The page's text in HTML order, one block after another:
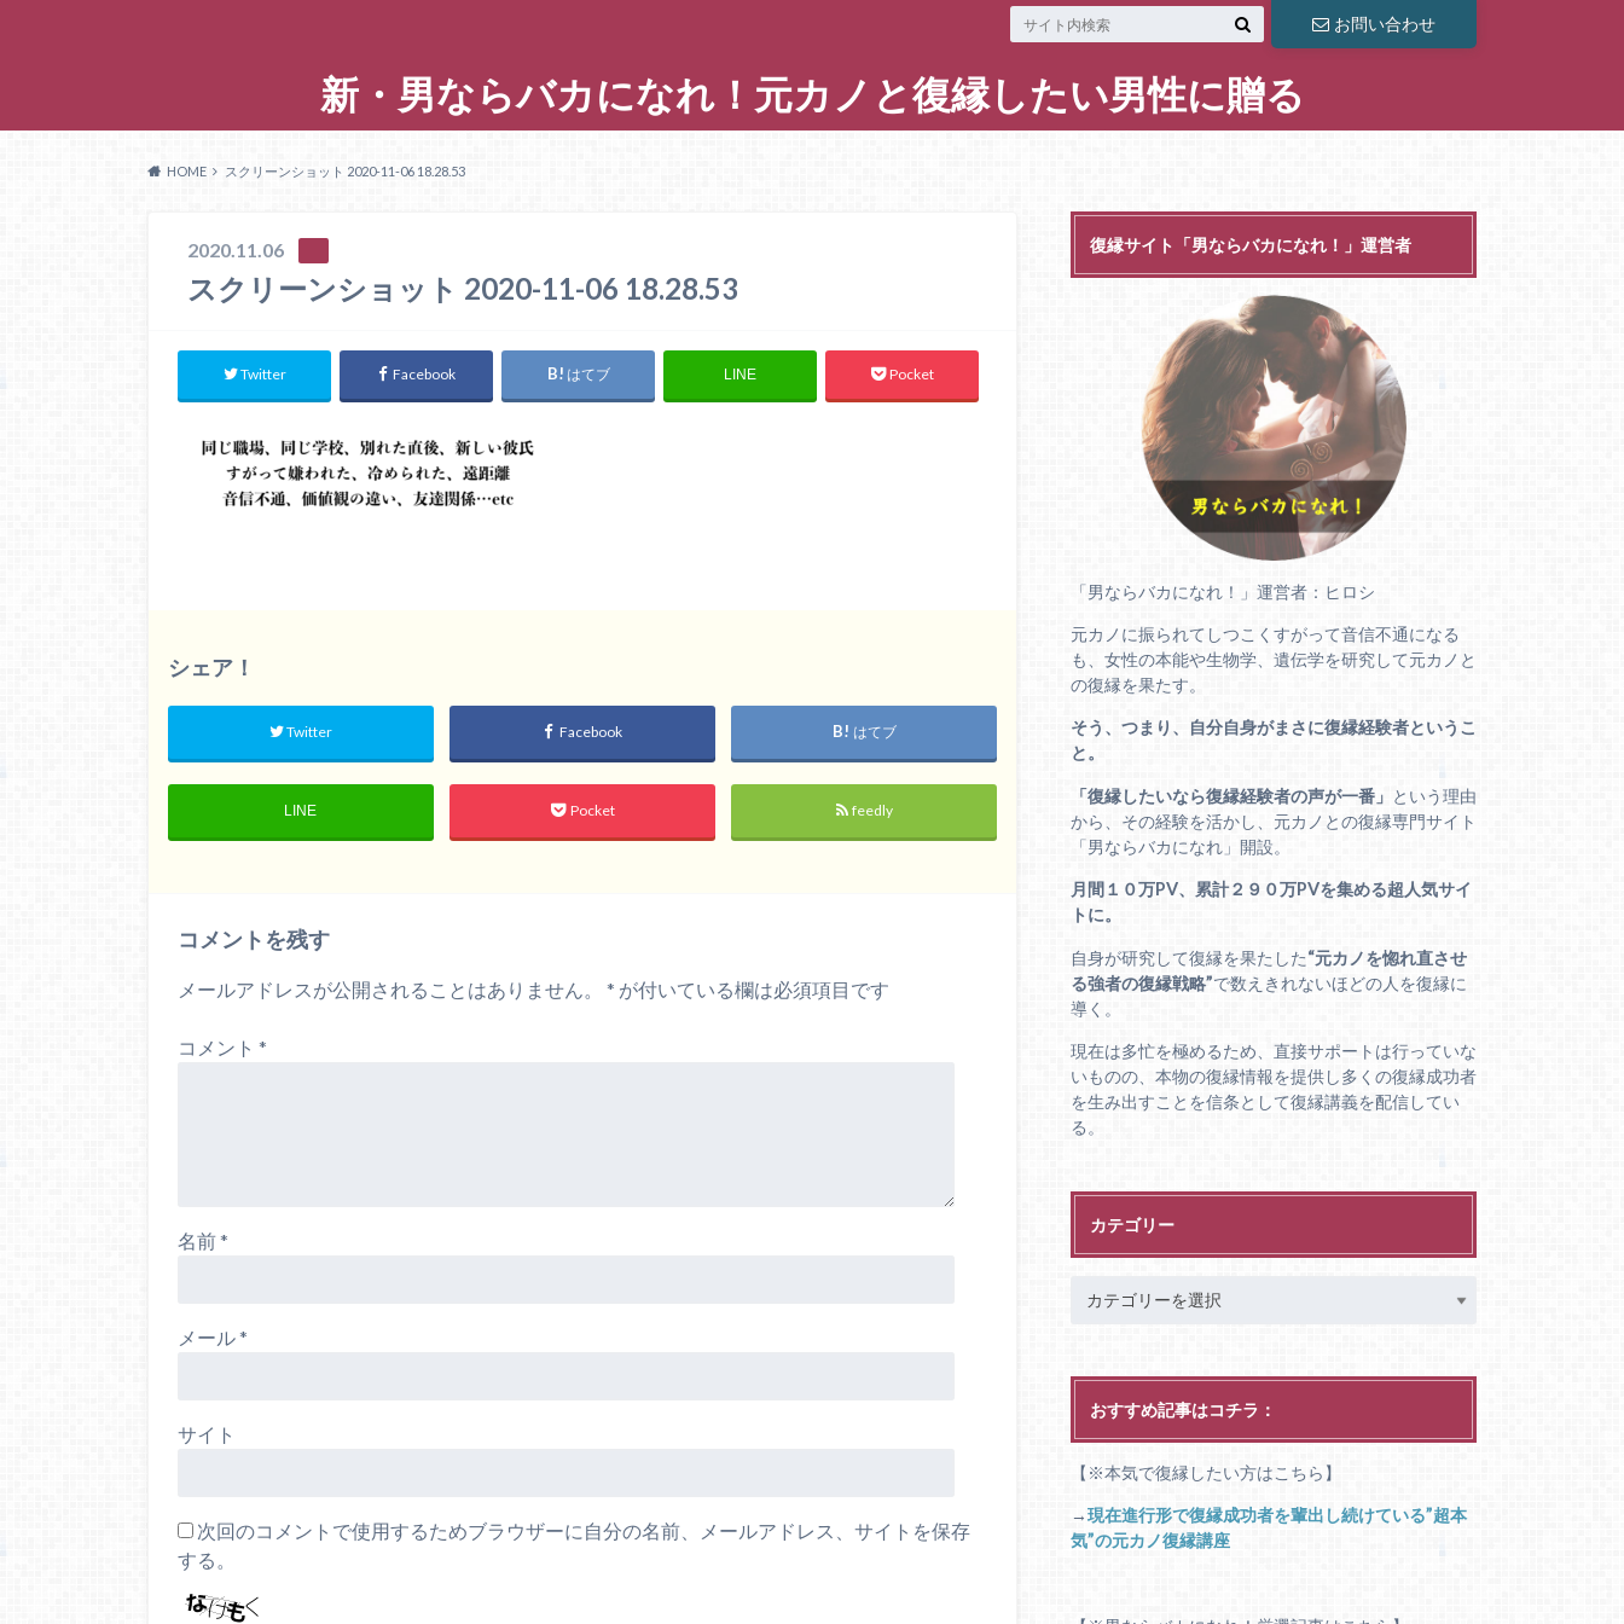
新・男ならバカになれ！元カノと復縁したい男性に贈る
お問い合わせ
HOME スクリーンショット 2020-11-06 18.28.53
2020.11.06
スクリーンショット 2020-11-06 18.28.53
Twitter Facebook はてブ LINE Pocket
シェア！
Twitter Facebook はてブ
LINE Pocket feedly
コメントを残す
メールアドレスが公開されることはありません。 * が付いている欄は必須項目です
コメント *
名前*
メール*
サイト
次回のコメントで使用するためブラウザーに自分の名前、メールアドレス、サイトを保存
する。
復縁サイト「男ならバカになれ！」運営者
「男ならバカになれ！」運営者：ヒロシ
元カノに振られてしつこくすがって音信不通になる
も、女性の本能や生物学、遺伝学を研究して元カノと
の復縁を果たす。
そう、つまり、自分自身がまさに復縁経験者というこ
と。
「復縁したいなら復縁経験者の声が一番」 という理由
から、その経験を活かし、元カノとの復縁専門サイト
「男ならバカになれ」開設。
月間１０万PV、累計２９０万PVを集める超人気サイ
トに。
自身が研究して復縁を果たした“元カノを惚れ直させ
る強者の復縁戦略”で数えきれないほどの人を復縁に
導く。
現在は多忙を極めるため、直接サポートは行っていな
いものの、本物の復縁情報を提供し多くの復縁成功者
を生み出すことを信条として復縁講義を配信してい
る。
カテゴリー
おすすめ記事はコチラ：
【※本気で復縁したい方はこちら】
→現在進行形で復縁成功者を輩出し続けている”超本
気”の元カノ復縁講座